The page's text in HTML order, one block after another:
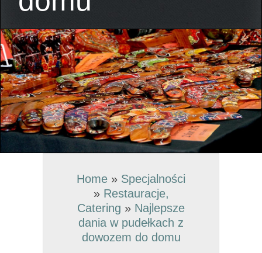
Home » Specjalności
» Restauracje,
Catering » Najlepsze
dania w pudełkach z
dowozem do domu